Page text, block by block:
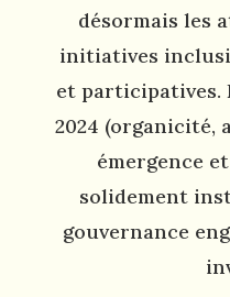
désormais les
initiatives
et participatives.
2024 (organicité,
émergence
solidement
gouvernance